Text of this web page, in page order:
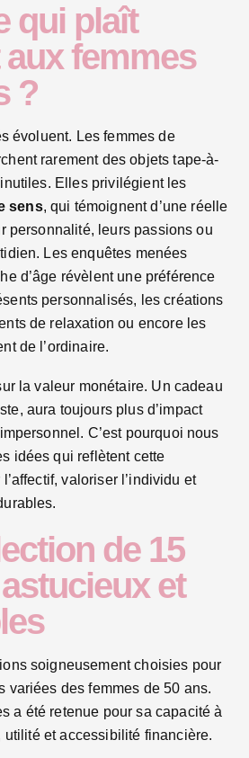
qui plaît
femmes
?
évoluent. Les femmes de
rarement des objets tape-à-
Elles privilégient les
sens, qui témoignent d’une réelle
personnalité, leurs passions ou
Les enquêtes menées
d’âge révèlent une préférence
personnalisés, les créations
de relaxation ou encore les
de l’ordinaire.
la valeur monétaire. Un cadeau
aura toujours plus d’impact
C’est pourquoi nous
idées qui reflètent cette
valoriser l’individu et
de 15
et
soigneusement choisies pour
variées des femmes de 50 ans.
a été retenue pour sa capacité à
et accessibilité financière.